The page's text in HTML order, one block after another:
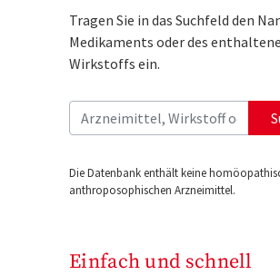
Tragen Sie in das Suchfeld den
Medikaments oder des
Wirkstoffs ein.
Die Datenbank enthält keine
anthroposophischen Arzneimittel.
Einfach und schnell